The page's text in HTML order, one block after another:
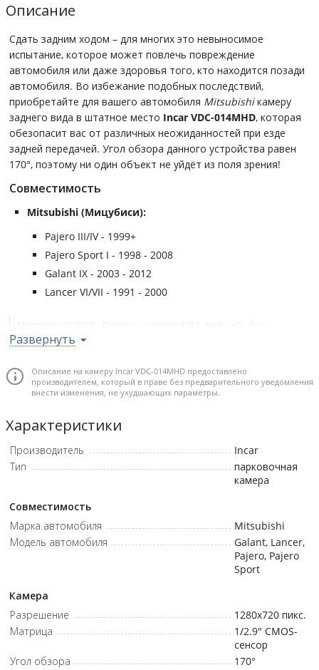
Описание
Сдать задним ходом – для многих это невыносимое
испытание, которое может повлечь повреждение
автомобиля или даже здоровья того, кто находится позади
автомобиля. Во избежание подобных последствий,
приобретайте для вашего автомобиля Mitsubishiкамеру
заднего вида в штатное место Incar VDC-014MHD, которая
обезопасит вас от различных неожиданностей при езде
задней передачей. Угол обзора данного устройства равен
170°, поэтому ни один объект не уйдёт из поля зрения!
Совместимость
Mitsubishi (Мицубиси):
Pajero III/IV - 1999+
Pajero Sport I - 1998 - 2008
Galant IX - 2003 - 2012
Lancer VI/VII - 1991 - 2000
передачи видеосигнала AHD/CVBS: вкл/откл • Количество
эффективных пикселей CVBS: 1280(H)x 720(V) • Угол обзора по-
горизонтали: AHD720P -170° • Угол обзора по-горизонтали: CVBS
вкл/откл • Зеркальность по вертикали: вкл/откл • Питание: 6-
12В • Температура хранения: -40~105℃ • Рабочая температура:
-20~80℃
Развернуть
Описание на камеру Incar VDC-014MHD предоставлено
производителем, который в праве без предварительного уведомления
внести изменения, не ухудшающих параметры.
Характеристики
Производитель
Incar
Тип
парковочная
камера
Совместимость
Марка автомобиля
Mitsubishi
Модель автомобиля
Galant, Lancer,
Pajero, Pajero
Sport
Камера
Разрешение
1280x720 пикс.
Матрица
1/2.9" CMOS-
сенсор
Угол обзора
170°